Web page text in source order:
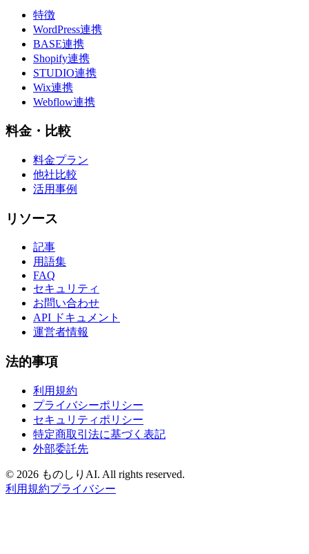
特徴
WordPress連携
BASE連携
Shopify連携
STUDIO連携
Wix連携
Webflow連携
料金・比較
料金プラン
他社比較
活用事例
リソース
記事
用語集
FAQ
セキュリティ
お問い合わせ
API ドキュメント
運営者情報
法的事項
利用規約
プライバシーポリシー
セキュリティポリシー
特定商取引法に基づく表記
外部委託先
© 2026 ものしりAI. All rights reserved.
利用規約プライバシー